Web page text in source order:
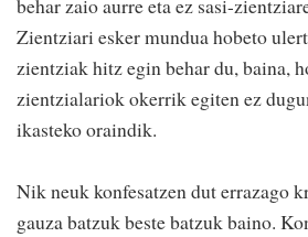
Zientziari esker mundua hobeto
zientziak hitz egin behar du, baina,
zientzialariok okerrik egiten ez
ikasteko oraindik.
Nik neuk konfesatzen dut errazago
gauza batzuk beste batzuk baino.